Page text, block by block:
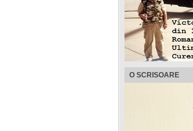
O SCRISOARE